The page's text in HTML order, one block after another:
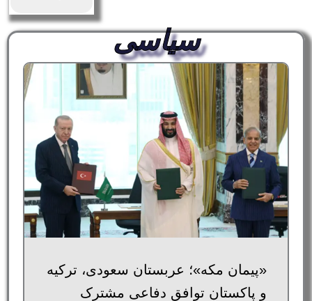
سیاسی
«پیمان مکه»؛ عربستان سعودی، ترکیه
و پاکستان توافق دفاعی مشترک